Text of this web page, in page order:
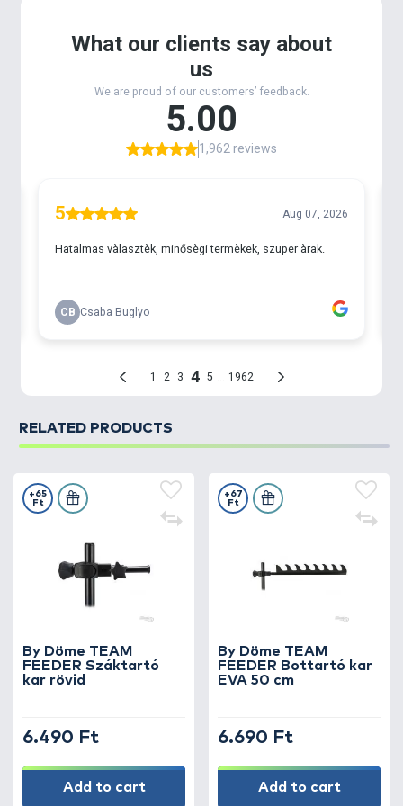
RELATED PRODUCTS
By Döme TEAM
FEEDER Száktartó
kar rövid
+65
Ft
6.490 Ft
Add to cart
By Döme TEAM
FEEDER Bottartó kar
EVA 50 cm
+67
Ft
6.690 Ft
Add to cart